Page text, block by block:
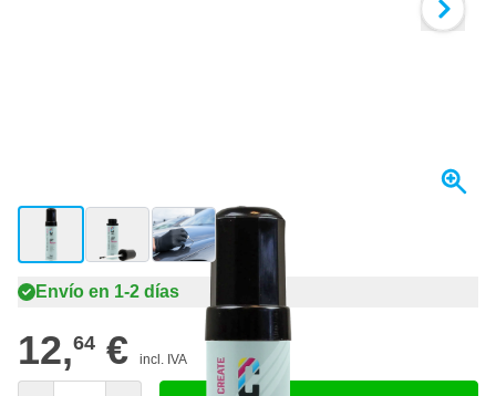
View larger imageView larger imageView larger image
Envío en 1-2 días
12,64 € incl. IVA